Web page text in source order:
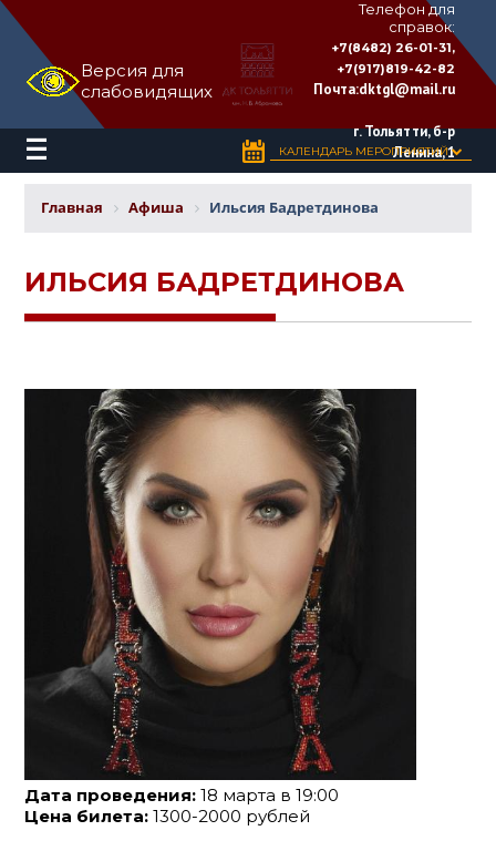
Версия для
слабовидящих
ДВОРЕЦ
КУЛЬТУРЫ
«ТОЛЬЯТТИ»
имени
Телефон для
справок:
+7(8482) 26-01-31,
+7(917)819-42-82
Почта:dktgl@mail.ru
г. Тольятти, б-р
Ленина, 1
КАЛЕНДАРЬ МЕРОПРИЯТИЙ
Главная Афиша Ильсия Бадретдинова
ИЛЬСИЯ БАДРЕТДИНОВА
Дата проведения: 18 марта в 19:00
Цена билета: 1300-2000 рублей